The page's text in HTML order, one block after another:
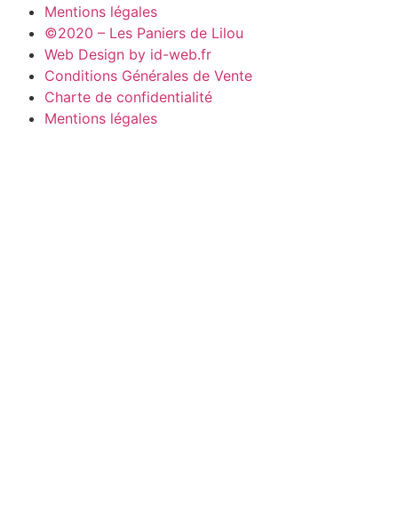
Mentions légales
©2020 – Les Paniers de Lilou
Web Design by id-web.fr
Conditions Générales de Vente
Charte de confidentialité
Mentions légales